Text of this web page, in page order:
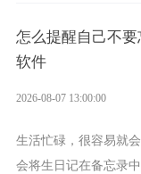
怎么提醒自己不
软件
2026-08-07 13:00:00
生活忙碌，很容易就
会将生日记在备忘录